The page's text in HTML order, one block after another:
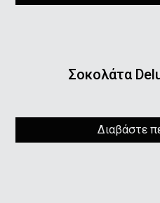
Σοκολάτα
Διαβάστε